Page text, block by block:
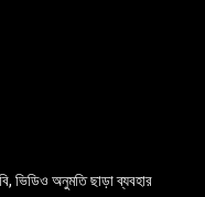
ভিডিও অনুমতি ছাড়া ব্যবহার